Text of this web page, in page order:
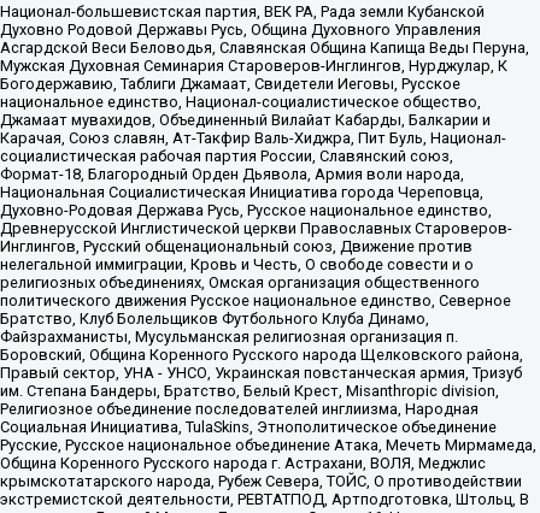
Национал-большевистская партия, ВЕК РА, Рада земли Кубанской
Духовно Родовой Державы Русь, Община Духовного Управления
Асгардской Веси Беловодья, Славянская Община Капища Веды Перуна,
Мужская Духовная Семинария Староверов-Инглингов, Нурджулар, К
Богодержавию, Таблиги Джамаат, Свидетели Иеговы, Русское
национальное единство, Национал-социалистическое общество,
Джамаат мувахидов, Объединенный Вилайат Кабарды, Балкарии и
Карачая, Союз славян, Ат-Такфир Валь-Хиджра, Пит Буль, Национал-
социалистическая рабочая партия России, Славянский союз,
Формат-18, Благородный Орден Дьявола, Армия воли народа,
Национальная Социалистическая Инициатива города Череповца,
Духовно-Родовая Держава Русь, Русское национальное единство,
Древнерусской Инглистической церкви Православных Староверов-
Инглингов, Русский общенациональный союз, Движение против
нелегальной иммиграции, Кровь и Честь, О свободе совести и о
религиозных объединениях, Омская организация общественного
политического движения Русское национальное единство, Северное
Братство, Клуб Болельщиков Футбольного Клуба Динамо,
Файзрахманисты, Мусульманская религиозная организация п.
Боровский, Община Коренного Русского народа Щелковского района,
Правый сектор, УНА - УНСО, Украинская повстанческая армия, Тризуб
им. Степана Бандеры, Братство, Белый Крест, Misanthropic division,
Религиозное объединение последователей инглиизма, Народная
Социальная Инициатива, TulaSkins, Этнополитическое объединение
Русские, Русское национальное объединение Атака, Мечеть Мирмамеда,
Община Коренного Русского народа г. Астрахани, ВОЛЯ, Меджлис
крымскотатарского народа, Рубеж Севера, ТОЙС, О противодействии
экстремистской деятельности, РЕВТАТПОД, Артподготовка, Штольц, В